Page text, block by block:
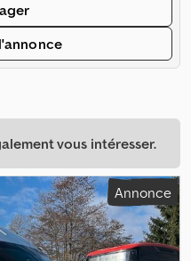
vous intéresser.
Annonce